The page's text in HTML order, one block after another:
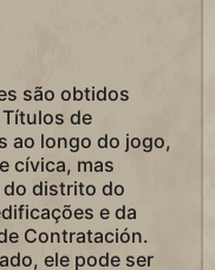
são obtidos
de
ao longo do jogo,
cívica, mas
distrito do
e da
Contratación.
ele pode ser